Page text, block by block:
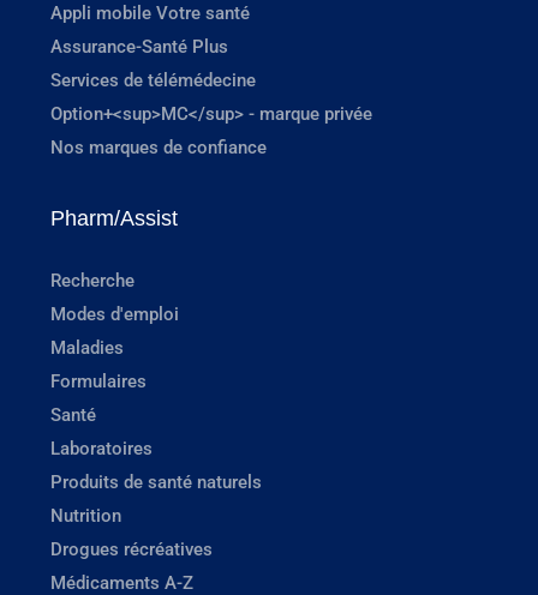
Appli mobile Votre santé
Assurance-Santé Plus
Services de télémédecine
Option+<sup>MC</sup> - marque privée
Nos marques de confiance
Pharm/Assist
Recherche
Modes d'emploi
Maladies
Formulaires
Santé
Laboratoires
Produits de santé naturels
Nutrition
Drogues récréatives
Médicaments A-Z